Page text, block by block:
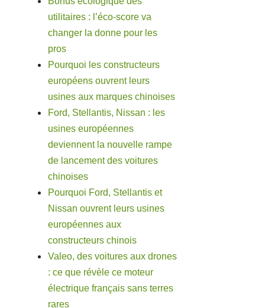
utilitaires : l’éco-score va
changer la donne pour les
pros
Pourquoi les constructeurs
européens ouvrent leurs
usines aux marques chinoises
Ford, Stellantis, Nissan : les
usines européennes
deviennent la nouvelle rampe
de lancement des voitures
chinoises
Pourquoi Ford, Stellantis et
Nissan ouvrent leurs usines
européennes aux
constructeurs chinois
Valeo, des voitures aux drones
: ce que révèle ce moteur
électrique français sans terres
rares